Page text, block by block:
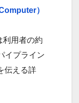
）
利用者の約
イプライン
伝える詳